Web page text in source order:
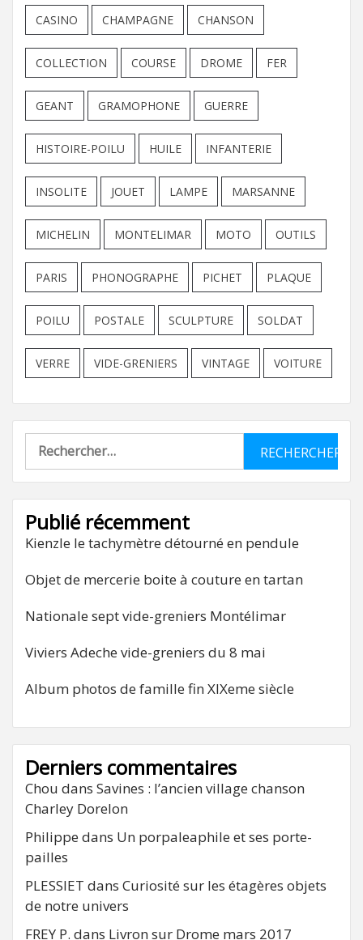
CASINO CHAMPAGNE CHANSON
COLLECTION COURSE DROME FER
GEANT GRAMOPHONE GUERRE
HISTOIRE-POILU HUILE INFANTERIE
INSOLITE JOUET LAMPE MARSANNE
MICHELIN MONTELIMAR MOTO OUTILS
PARIS PHONOGRAPHE PICHET PLAQUE
POILU POSTALE SCULPTURE SOLDAT
VERRE VIDE-GRENIERS VINTAGE VOITURE
Rechercher :
Publié récemment
Kienzle le tachymètre détourné en pendule
Objet de mercerie boite à couture en tartan
Nationale sept vide-greniers Montélimar
Viviers Adeche vide-greniers du 8 mai
Album photos de famille fin XIXeme siècle
Derniers commentaires
Chou dans Savines : l’ancien village chanson
Charley Dorelon
Philippe dans Un porpaleaphile et ses porte-
pailles
PLESSIET dans Curiosité sur les étagères objets
de notre univers
FREY P. dans Livron sur Drome mars 2017